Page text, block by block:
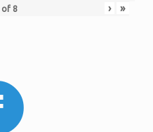
of 8 › »